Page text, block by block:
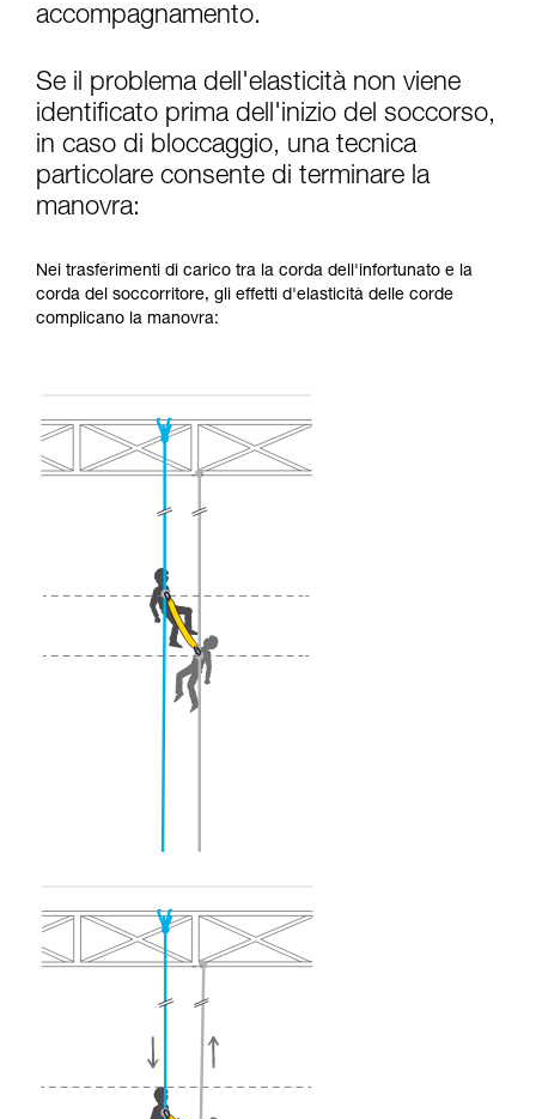
accompagnamento.
Se il problema dell'elasticità non viene
identificato prima dell'inizio del soccorso,
in caso di bloccaggio, una tecnica
particolare consente di terminare la
manovra:
Nei trasferimenti di carico tra la corda dell'infortunato e la
corda del soccorritore, gli effetti d'elasticità delle corde
complicano la manovra: